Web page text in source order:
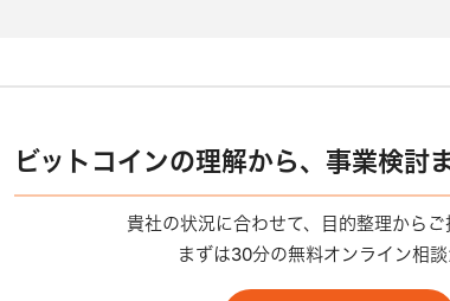
ビットコインの理解から、事業検討
貴社の状況に合わせて、目的整理からご
まずは30分の無料オンライン相談